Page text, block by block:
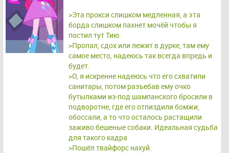
>Эта прокси слишком медленная, а эта
борда слишком пахнет мочёй чтобы я
постил тут Тию.
>Пропал, сдох или лежит в дурке, там ему
самое место, надеюсь так всегда впредь и
будет.
>О, я искренне надеюсь что его схватили
санитары, потом разъебав ему очко
бутылками из-под шампанского бросили в
подворотне, где его отпиздили бомжи,
обоссали, а то что осталось растащили
заживо бешеные собаки. Идеальная судьба
для такого кадра
>Пошёл твайфорс нахуй.